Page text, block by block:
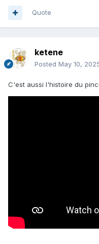
Quote
ketene
Posted May 10,
C'est aussi l'histoire du